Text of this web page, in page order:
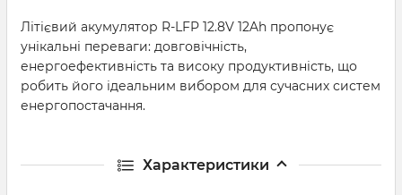
Літієвий акумулятор R-LFP 12.8V 12Ah пропонує
унікальні переваги: довговічність,
енергоефективність та високу продуктивність, що
робить його ідеальним вибором для сучасних систем
енергопостачання.
Характеристики